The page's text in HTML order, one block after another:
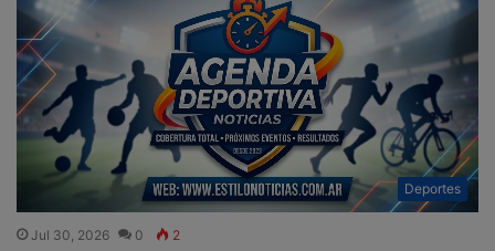
Deportes
Jul 30, 2026 0 2